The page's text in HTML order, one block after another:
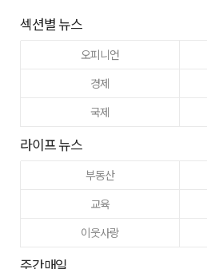
섹션별 뉴스
오피니언
경제
국제
라이프 뉴스
부동산
교육
이웃사랑
주간매일